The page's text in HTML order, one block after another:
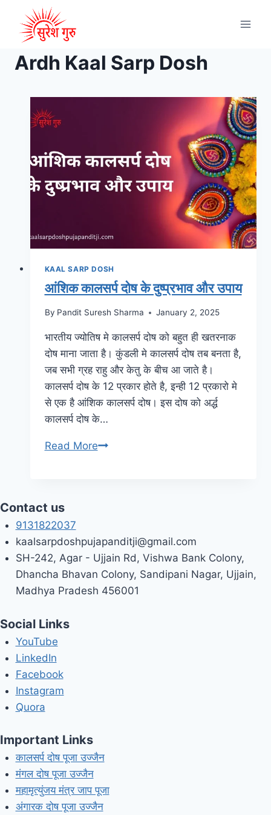
Ardh Kaal Sarp Dosh
KAAL SARP DOSH
आंशिक कालसर्प दोष के दुष्प्रभाव और उपाय
By Pandit Suresh Sharma January 2, 2025
भारतीय ज्योतिष मे कालसर्प दोष को बहुत ही खतरनाक
दोष माना जाता है। कुंडली मे कालसर्प दोष तब बनता है,
जब सभी ग्रह राहु और केतु के बीच आ जाते है।
कालसर्प दोष के 12 प्रकार होते है, इन्ही 12 प्रकारो मे
से एक है आंशिक कालसर्प दोष। इस दोष को अर्द्ध
कालसर्प दोष के…
Read More
Contact us
9131822037
kaalsarpdoshpujapanditji@gmail.com
SH-242, Agar - Ujjain Rd, Vishwa Bank Colony,
Dhancha Bhavan Colony, Sandipani Nagar, Ujjain,
Madhya Pradesh 456001
Social Links
YouTube
LinkedIn
Facebook
Instagram
Quora
Important Links
कालसर्प दोष पूजा उज्जैन
मंगल दोष पूजा उज्जैन
महामृत्युंजय मंत्र जाप पूजा
अंगारक दोष पूजा उज्जैन